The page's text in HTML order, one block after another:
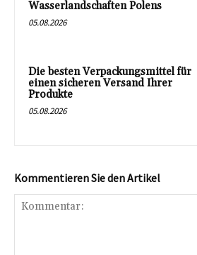
Wasserlandschaften Polens
05.08.2026
Die besten Verpackungsmittel für
einen sicheren Versand Ihrer
Produkte
05.08.2026
Kommentieren Sie den Artikel